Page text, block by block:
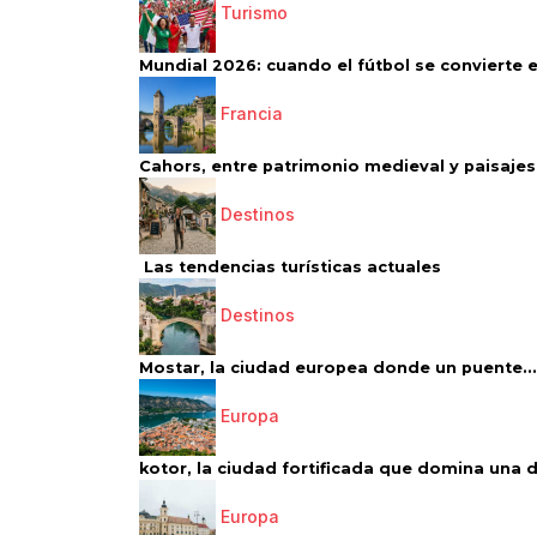
Turismo
Mundial 2026: cuando el fútbol se convierte
Francia
Cahors, entre patrimonio medieval y paisajes
Destinos
Las tendencias turísticas actuales
Destinos
Mostar, la ciudad europea donde un puente...
Europa
kotor, la ciudad fortificada que domina una
Europa